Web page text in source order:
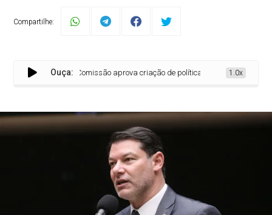
Compartilhe:
Ouça:
Comissão aprova criação de política nacional para1.0x